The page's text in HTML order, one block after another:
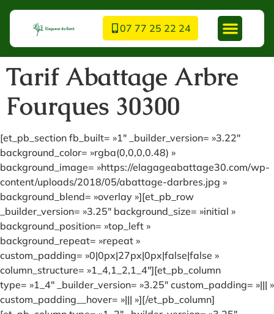
07 77 25 22 24
Tarif Abattage Arbre
Fourques 30300
[et_pb_section fb_built= »1″ _builder_version= »3.22″
background_color= »rgba(0,0,0,0.48) »
background_image= »https://elagageabattage30.com/wp-
content/uploads/2018/05/abattage-darbres.jpg »
background_blend= »overlay »][et_pb_row
_builder_version= »3.25″ background_size= »initial »
background_position= »top_left »
background_repeat= »repeat »
custom_padding= »0|0px|27px|0px|false|false »
column_structure= »1_4,1_2,1_4″][et_pb_column
type= »1_4″ _builder_version= »3.25″ custom_padding= »||| »
custom_padding__hover= »||| »][/et_pb_column]